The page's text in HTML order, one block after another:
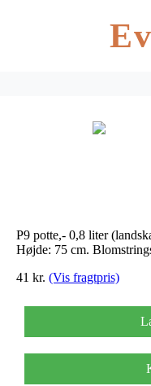
P9 potte,- 0,8 liter
Højde: 75 cm.
41 kr. (Vis fragtpris)